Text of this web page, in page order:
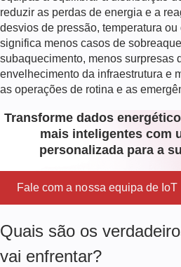
reduzir as perdas de energia e a
desvios de pressão, temperatura
significa menos casos de
subaquecimento, menos surpresas
envelhecimento da infraestrutura e
as operações de rotina e as
Transforme dados
mais inteligentes com
personalizada para a
Fale com a nossa equipa de IoT
Quais são os
vai enfrentar?